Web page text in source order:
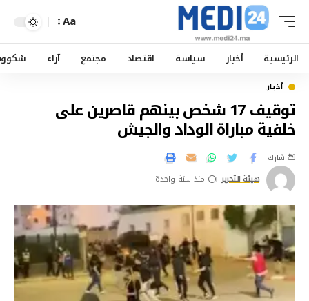
Aa
الرئيسية أخبار سياسة اقتصاد مجتمع آراء
أخبار
توقيف 17 شخص بينهم قاصرين على
خلفية مباراة الوداد والجيش
هيئة التحرير منذ سنة واحدة
شارك